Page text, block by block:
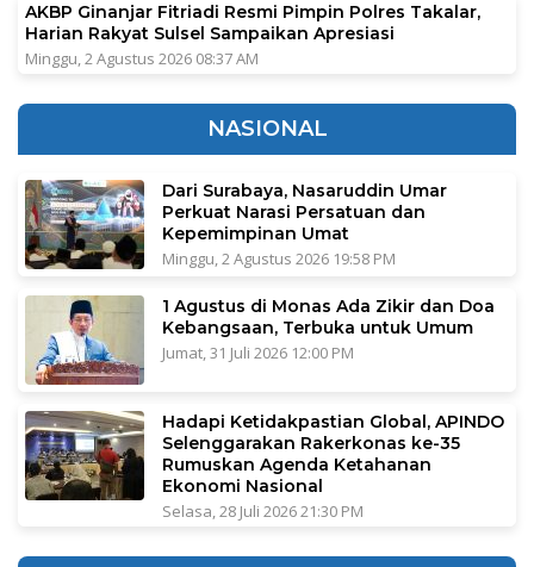
AKBP Ginanjar Fitriadi Resmi Pimpin Polres Takalar,
Harian Rakyat Sulsel Sampaikan Apresiasi
Minggu, 2 Agustus 2026 08:37 AM
NASIONAL
Dari Surabaya, Nasaruddin Umar
Perkuat Narasi Persatuan dan
Kepemimpinan Umat
Minggu, 2 Agustus 2026 19:58 PM
1 Agustus di Monas Ada Zikir dan Doa
Kebangsaan, Terbuka untuk Umum
Jumat, 31 Juli 2026 12:00 PM
Hadapi Ketidakpastian Global, APINDO
Selenggarakan Rakerkonas ke-35
Rumuskan Agenda Ketahanan
Ekonomi Nasional
Selasa, 28 Juli 2026 21:30 PM